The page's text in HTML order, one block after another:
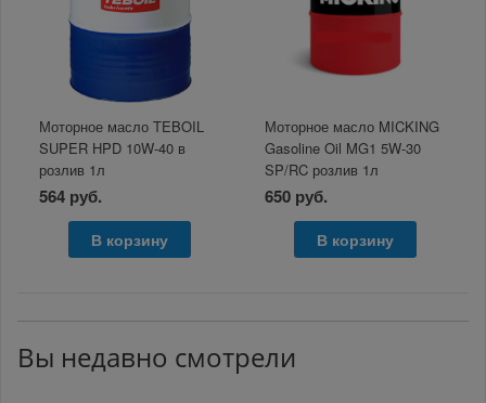
Моторное масло TEBOIL
SUPER HPD 10W-40 в
розлив 1л
564 руб.
В корзину
Моторное масло MICKING
Gasoline Oil MG1 5W-30
SP/RC розлив 1л
650 руб.
В корзину
Вы недавно смотрели